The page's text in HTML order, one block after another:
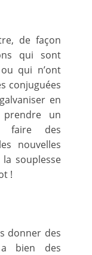
de façon
qui sont
qui n’ont
conjuguées
en
un
faire des
nouvelles
souplesse
!
donner des
bien des